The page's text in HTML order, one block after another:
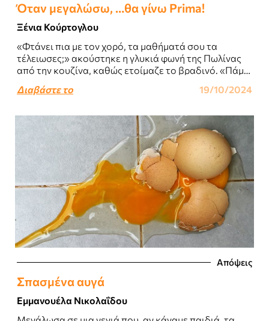
Όταν μεγαλώσω, …θα γίνω Prima!
Ξένια Κούρτογλου
«Φτάνει πια με τον χορό, τα μαθήματά σου τα
τέλειωσες;» ακούστηκε η γλυκιά φωνή της Πωλίνας
από την κουζίνα, καθώς ετοίμαζε το βραδινό. «Πάμε
Διαβάστε το 19/10/2024
Απόψεις
Σπασμένα αυγά
Εμμανουέλα Νικολαΐδου